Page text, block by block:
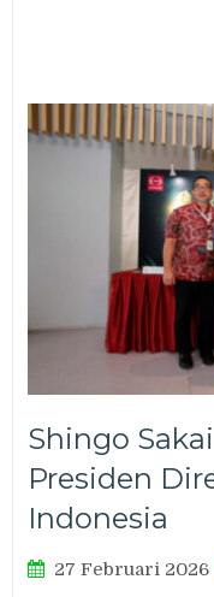
Shingo
Presiden
Indonesia
27 Februari 2026